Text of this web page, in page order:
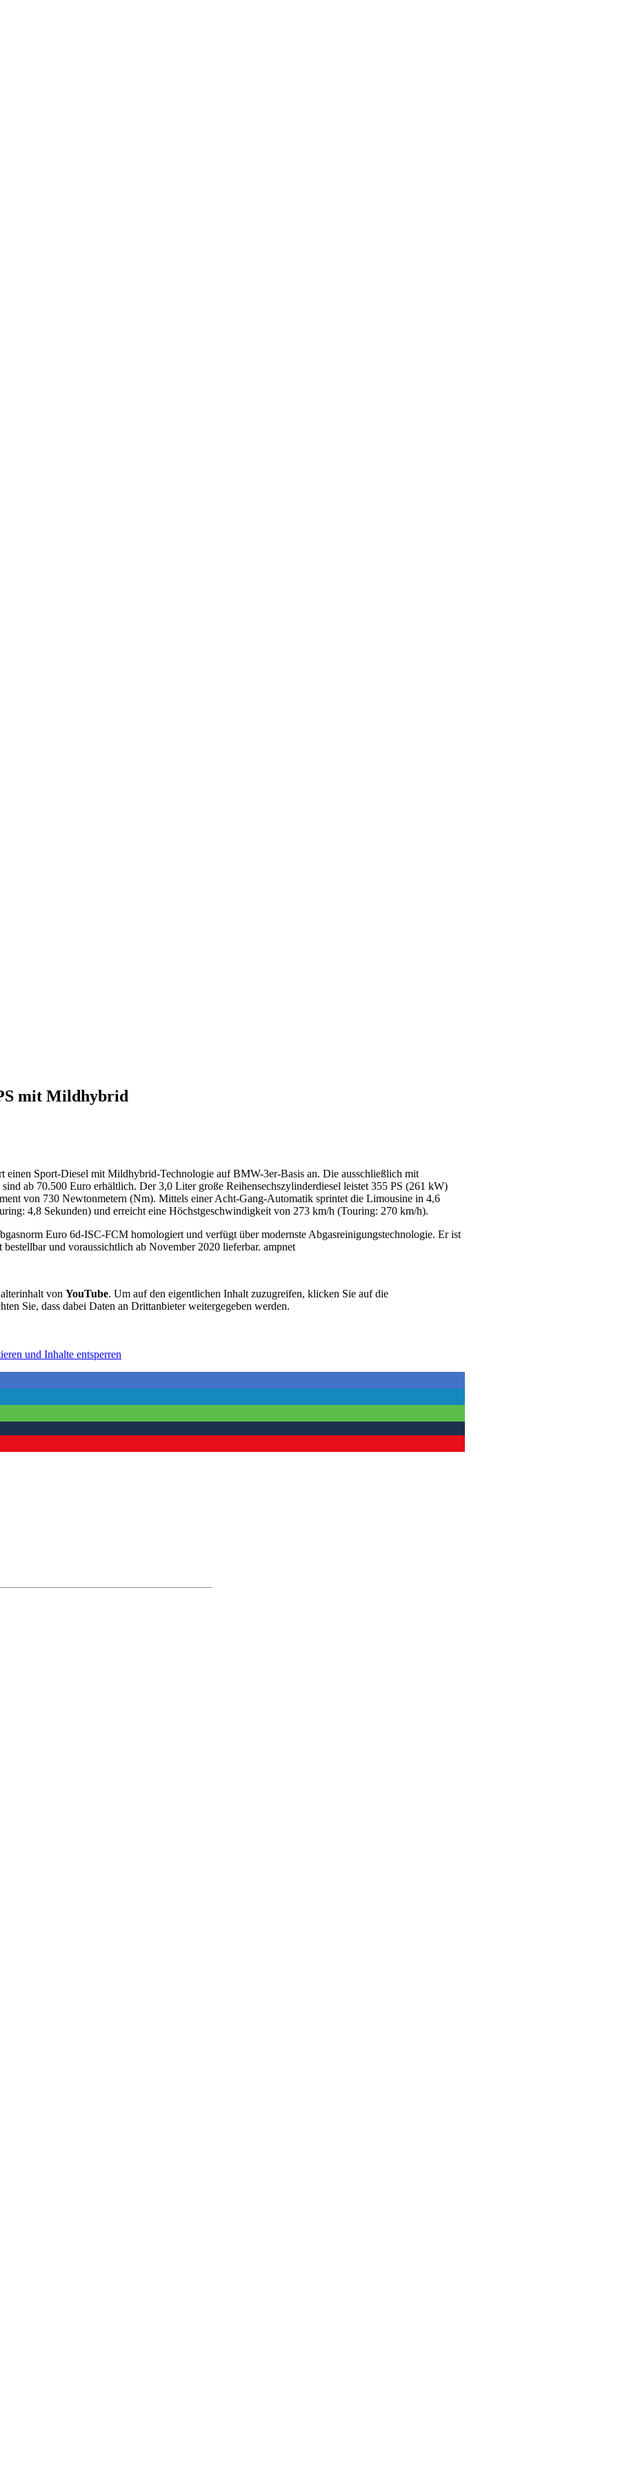
mit Mildhybrid
einen Sport-Diesel mit Mildhybrid-Technologie auf BMW-3er-Basis an. Die ausschließlich mit
ab 70.500 Euro erhältlich. Der 3,0 Liter große Reihensechszylinderdiesel leistet 355 PS (261 kW)
von 730 Newtonmetern (Nm). Mittels einer Acht-Gang-Automatik sprintet die Limousine in 4,6
4,8 Sekunden) und erreicht eine Höchstgeschwindigkeit von 273 km/h (Touring: 270 km/h).
Euro 6d-ISC-FCM homologiert und verfügt über modernste Abgasreinigungstechnologie. Er ist
und voraussichtlich ab November 2020 lieferbar. ampnet
von YouTube. Um auf den eigentlichen Inhalt zuzugreifen, klicken Sie auf die
Sie, dass dabei Daten an Drittanbieter weitergegeben werden.
und Inhalte entsperren